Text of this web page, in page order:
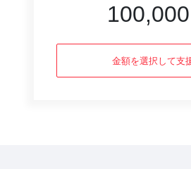
100,000
金額を選択して支